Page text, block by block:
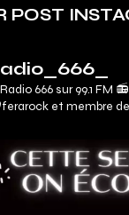
POST
666 sur 99.1 FM 📻
et membre